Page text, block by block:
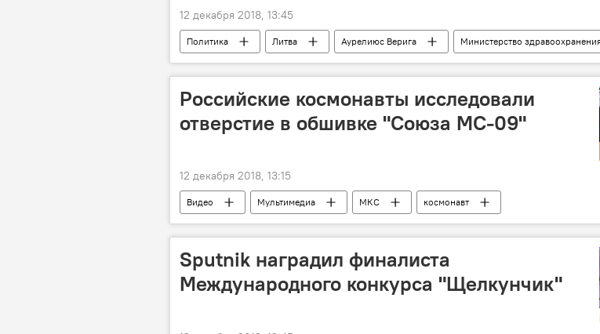
12 декабря 2018, 13:45
Политика Литва Аурелиюс Верига
Министерство
Главная комиссия по служебной этике
Российские космонавты исследовали
отверстие в обшивке "Союза МС-09"
12 декабря 2018, 13:15
Видео Мультимедиа МКС космонавт
Sputnik наградил финалиста
Международного конкурса "Щелкунчик"